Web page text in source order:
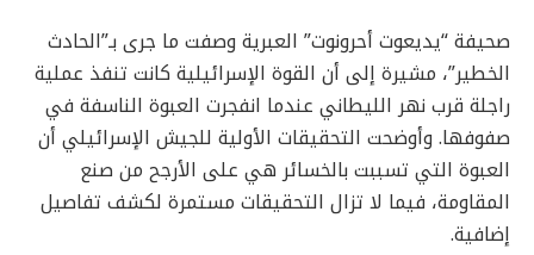
صحيفة “يديعوت أحرونوت” العبرية وصفت ما جرى بـ”الحادث
الخطير”، مشيرة إلى أن القوة الإسرائيلية كانت تنفذ عملية
راجلة قرب نهر الليطاني عندما انفجرت العبوة الناسفة في
صفوفها. وأوضحت التحقيقات الأولية للجيش الإسرائيلي أن
العبوة التي تسببت بالخسائر هي على الأرجح من صنع
المقاومة، فيما لا تزال التحقيقات مستمرة لكشف تفاصيل
إضافية.